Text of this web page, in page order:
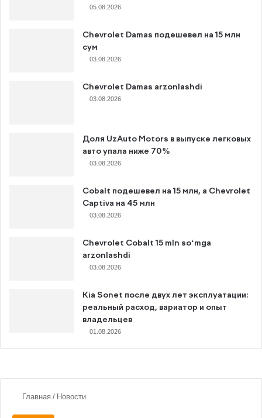
05.08.2026
Chevrolet Damas подешевел на 15 млн
сум
03.08.2026
Chevrolet Damas arzonlashdi
03.08.2026
Доля UzAuto Motors в выпуске легковых
авто упала ниже 70%
03.08.2026
Cobalt подешевел на 15 млн, а Chevrolet
Captiva на 45 млн
03.08.2026
Chevrolet Cobalt 15 mln so‘mga
arzonlashdi
03.08.2026
Kia Sonet после двух лет эксплуатации:
реальный расход, вариатор и опыт
владельцев
01.08.2026